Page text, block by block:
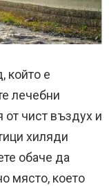
който е
лечебни
от чист въздух и
хиляди
обаче да
място, което